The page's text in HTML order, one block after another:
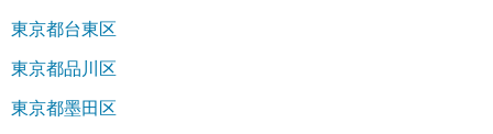
東京都台東区
東京都品川区
東京都墨田区